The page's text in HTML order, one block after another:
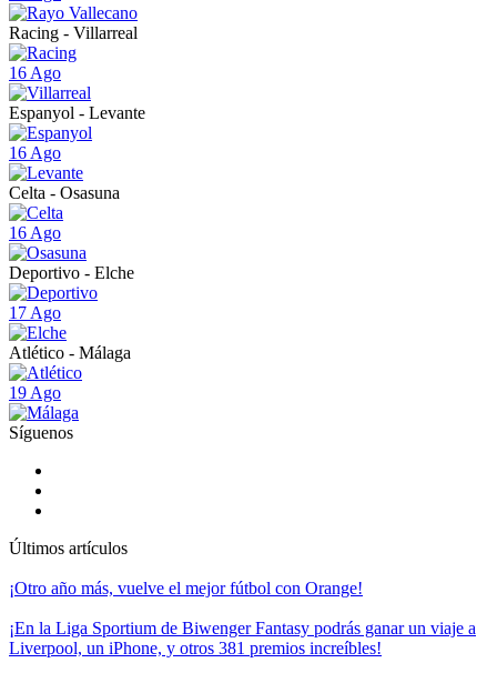
Racing - Villarreal
16 Ago
Espanyol - Levante
16 Ago
Celta - Osasuna
16 Ago
Deportivo - Elche
17 Ago
Atlético - Málaga
19 Ago
Síguenos
Últimos artículos
¡Otro año más, vuelve el mejor fútbol con Orange!
¡En la Liga Sportium de Biwenger Fantasy podrás ganar un viaje a
Liverpool, un iPhone, y otros 381 premios increíbles!